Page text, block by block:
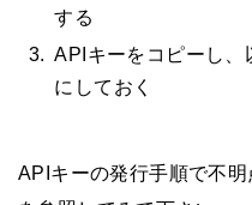
する
APIキーをコピーし、
にしておく
APIキーの発行手順で不